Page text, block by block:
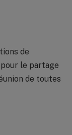
de
le partage
de toutes